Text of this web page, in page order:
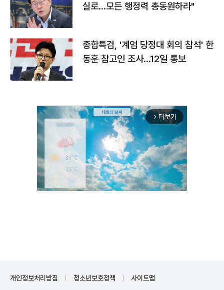
실로…모든 행정력 총동원하라"
종합특검, '계엄 당정대 회의 참석' 한
동훈 참고인 조사...12일 통보
arrow_forward_ios 더보기
개인정보처리방침 청소년보호정책 사이트맵